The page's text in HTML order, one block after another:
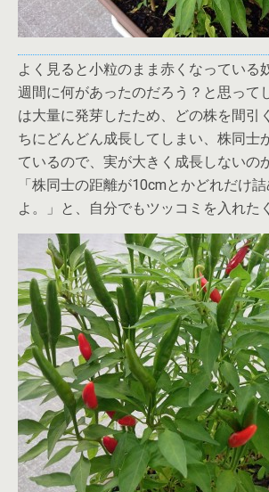
よく見ると小粒のまま赤くなっている
週間に何があったのだろう？と思って
は大量に発芽したため、どの株を間引
ちにどんどん成長してしまい、株同士
ているので、実が大きく成長しないの
「株同士の距離が10cmとかどれだけ
よ。」と、自分でもツッコミを入れた